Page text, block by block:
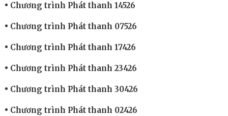
Chương trình Phát thanh 14526
Chương trình Phát thanh 07526
Chương trình Phát thanh 17426
Chương trình Phát thanh 23426
Chương trình Phát thanh 30426
Chương trình Phát thanh 02426